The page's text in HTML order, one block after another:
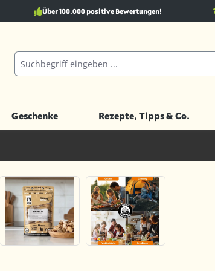
Über 100.000 positive Bewertungen!
Geschenke Rezepte, Tipps & Co.